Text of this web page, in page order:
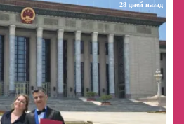
28 дней назад